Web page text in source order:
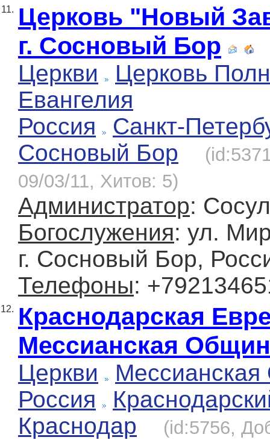
11. Церковь "Новый
г. Сосновый Бор
Церкви
Церковь
Евангелия
Россия
Санкт-
Сосновый Бор
09/03/11, Хитов: 5)
Администратор:
Богослужения: ул.
г. Сосновый Бор,
Телефоны:
12. Краснодарская
Мессианская
Церкви
Россия
Краснодар
(id:5756,